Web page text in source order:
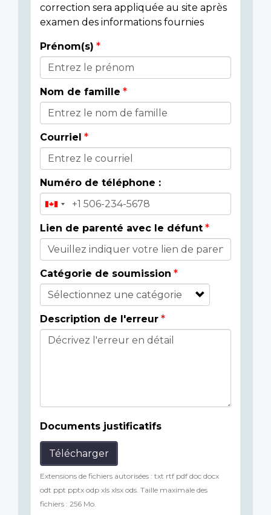
correction sera appliquée au site après
examen des informations fournies
Donor
Details
Prénom(s)
Nom de famille
Courriel
Numéro de téléphone :
Lien de parenté avec le défunt
Catégorie de soumission
Description de l'erreur
Documents justificatifs
Télécharger
Extensions de fichiers autorisées : txt rtf pdf doc docx
odt ppt pptx odp xls xlsx ods. Taille maximale des
fichiers : 256 Mo.